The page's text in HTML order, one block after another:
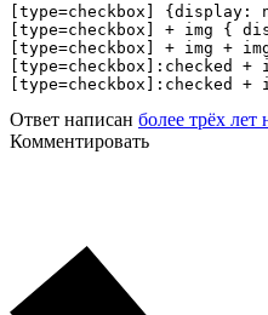
[type=checkbox] {display:
[type=checkbox] + img {
[type=checkbox] + img +
[type=checkbox]:checked
[type=checkbox]:checked
Ответ написан более трёх лет
Комментировать